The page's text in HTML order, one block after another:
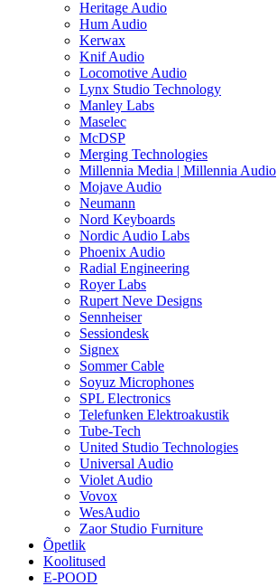
Heritage Audio
Hum Audio
Kerwax
Knif Audio
Locomotive Audio
Lynx Studio Technology
Manley Labs
Maselec
McDSP
Merging Technologies
Millennia Media | Millennia Audio
Mojave Audio
Neumann
Nord Keyboards
Nordic Audio Labs
Phoenix Audio
Radial Engineering
Royer Labs
Rupert Neve Designs
Sennheiser
Sessiondesk
Signex
Sommer Cable
Soyuz Microphones
SPL Electronics
Telefunken Elektroakustik
Tube-Tech
United Studio Technologies
Universal Audio
Violet Audio
Vovox
WesAudio
Zaor Studio Furniture
Õpetlik
Koolitused
E-POOD